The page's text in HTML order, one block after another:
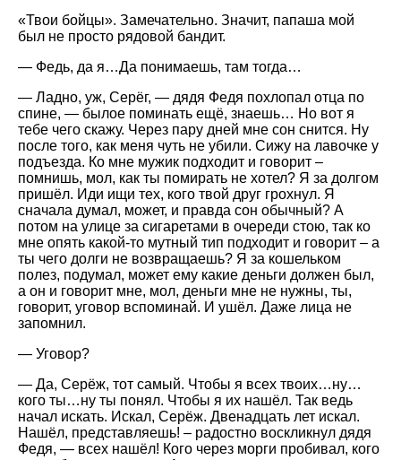
«Твои бойцы». Замечательно. Значит, папаша мой
был не просто рядовой бандит.
— Федь, да я…Да понимаешь, там тогда…
— Ладно, уж, Серёг, — дядя Федя похлопал отца по
спине, — былое поминать ещё, знаешь… Но вот я
тебе чего скажу. Через пару дней мне сон снится. Ну
после того, как меня чуть не убили. Сижу на лавочке у
подъезда. Ко мне мужик подходит и говорит –
помнишь, мол, как ты помирать не хотел? Я за долгом
пришёл. Иди ищи тех, кого твой друг грохнул. Я
сначала думал, может, и правда сон обычный? А
потом на улице за сигаретами в очереди стою, так ко
мне опять какой-то мутный тип подходит и говорит – а
ты чего долги не возвращаешь? Я за кошельком
полез, подумал, может ему какие деньги должен был,
а он и говорит мне, мол, деньги мне не нужны, ты,
говорит, уговор вспоминай. И ушёл. Даже лица не
запомнил.
— Уговор?
— Да, Серёж, тот самый. Чтобы я всех твоих…ну…
кого ты…ну ты понял. Чтобы я их нашёл. Так ведь
начал искать. Искал, Серёж. Двенадцать лет искал.
Нашёл, представляешь! – радостно воскликнул дядя
Федя, — всех нашёл! Кого через морги пробивал, кого